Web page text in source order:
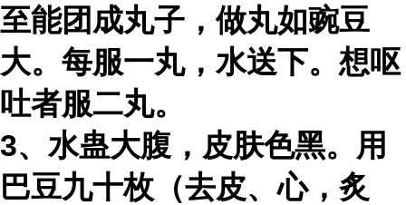
至能团成丸子，做丸如豌豆
大。每服一丸，水送下。想呕
吐者服二丸。
3、水蛊大腹，皮肤色黑。用
巴豆九十枚（去皮、心，炙